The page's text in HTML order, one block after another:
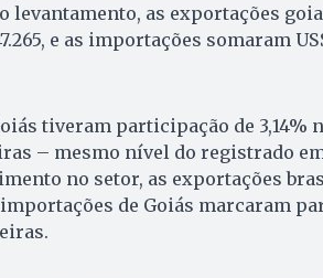
levantamento, as exportações
e as importações somaram
tiveram participação de 3,14%
– mesmo nível do registrado em
no setor, as exportações
importações de Goiás marcaram